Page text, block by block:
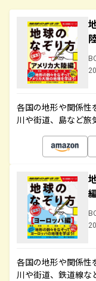
各国の地形や関係性
川や街道、島など旅
各国の地形や関係性
川や街道、鉄道線な